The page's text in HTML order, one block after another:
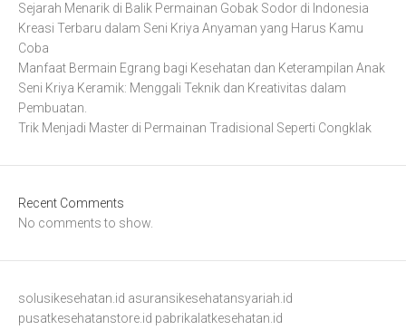
Sejarah Menarik di Balik Permainan Gobak Sodor di Indonesia
Kreasi Terbaru dalam Seni Kriya Anyaman yang Harus Kamu
Coba
Manfaat Bermain Egrang bagi Kesehatan dan Keterampilan Anak
Seni Kriya Keramik: Menggali Teknik dan Kreativitas dalam
Pembuatan.
Trik Menjadi Master di Permainan Tradisional Seperti Congklak
Recent Comments
No comments to show.
solusikesehatan.id asuransikesehatansyariah.id
pusatkesehatanstore.id pabrikalatkesehatan.id